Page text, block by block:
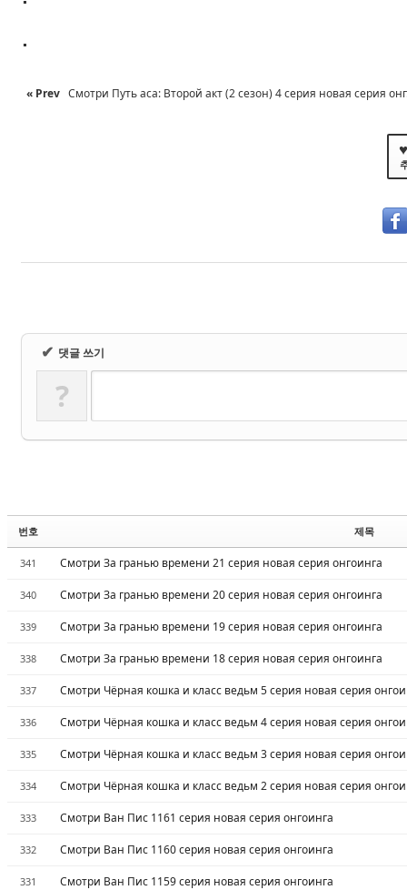
.
« Prev Смотри Путь аса: Второй акт (2 сезон) 4 серия новая серия
✔ 댓글 쓰기
?
번호 제목
341 Смотри За гранью времени 21 серия новая серия онгоинга
340 Смотри За гранью времени 20 серия новая серия онгоинга
339 Смотри За гранью времени 19 серия новая серия онгоинга
338 Смотри За гранью времени 18 серия новая серия онгоинга
337 Смотри Чёрная кошка и класс ведьм 5 серия новая серия
336 Смотри Чёрная кошка и класс ведьм 4 серия новая серия
335 Смотри Чёрная кошка и класс ведьм 3 серия новая серия
334 Смотри Чёрная кошка и класс ведьм 2 серия новая серия
333 Смотри Ван Пис 1161 серия новая серия онгоинга
332 Смотри Ван Пис 1160 серия новая серия онгоинга
331 Смотри Ван Пис 1159 серия новая серия онгоинга